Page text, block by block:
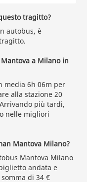
tragitto?
autobus, è
a Milano in
media 6h 06m per
alla stazione 20
più tardi,
nelle migliori
Mantova Milano?
Mantova Milano
andata e
di 34 €